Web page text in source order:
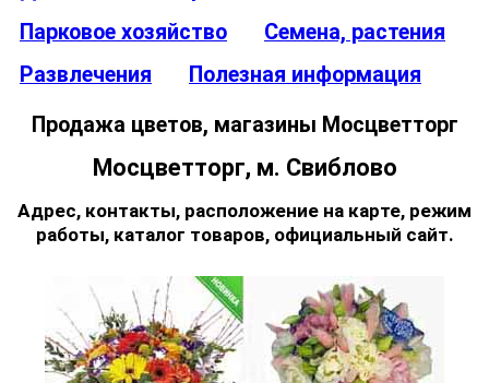
Парковое хозяйство
Семена, растения
Развлечения
Полезная информация
Продажа цветов, магазины Мосцветторг
Мосцветторг, м. Свиблово
Адрес, контакты, расположение на карте, режим
работы, каталог товаров, официальный сайт.